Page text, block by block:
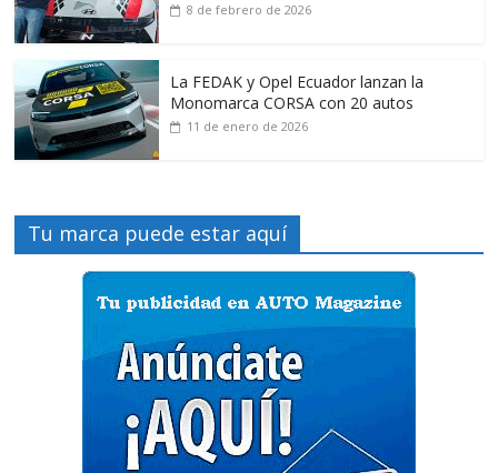
8 de febrero de 2026
La FEDAK y Opel Ecuador lanzan la
Monomarca CORSA con 20 autos
11 de enero de 2026
Tu marca puede estar aquí